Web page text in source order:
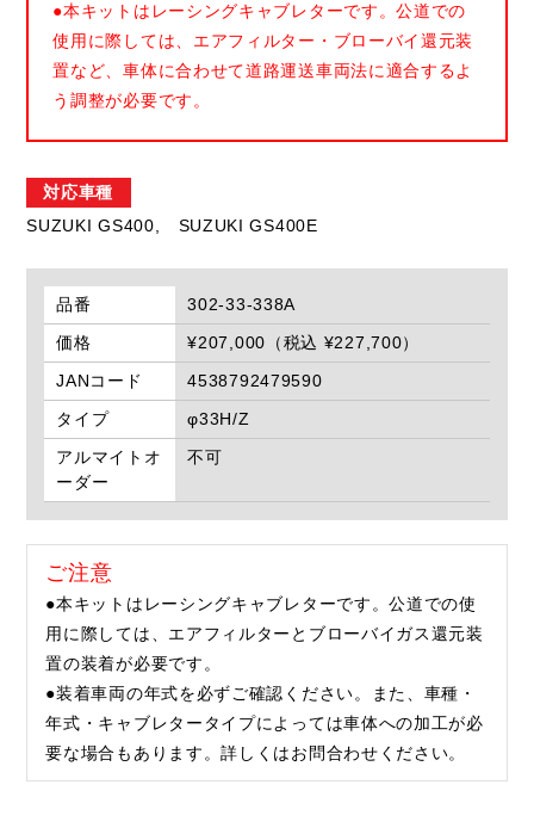
●本キットはレーシングキャブレターです。公道での
使用に際しては、エアフィルター・ブローバイ還元装
置など、車体に合わせて道路運送車両法に適合するよ
う調整が必要です。
対応車種
SUZUKI GS400,
SUZUKI GS400E
品番
302-33-338A
価格
¥207,000（税込 ¥227,700）
JANコード
4538792479590
タイプ
φ33H/Z
アルマイトオ
ーダー
不可
ご注意
●本キットはレーシングキャブレターです。公道での使
用に際しては、エアフィルターとブローバイガス還元装
置の装着が必要です。
●装着車両の年式を必ずご確認ください。また、車種・
年式・キャブレタータイプによっては車体への加工が必
要な場合もあります。詳しくはお問合わせください。